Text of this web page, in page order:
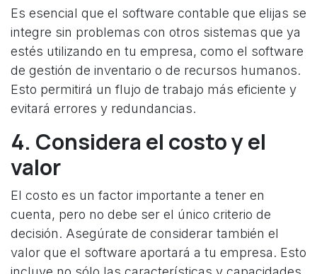
Es esencial que el software contable que elijas se
integre sin problemas con otros sistemas que ya
estés utilizando en tu empresa, como el software
de gestión de inventario o de recursos humanos.
Esto permitirá un flujo de trabajo más eficiente y
evitará errores y redundancias.
4. Considera el costo y el
valor
El costo es un factor importante a tener en
cuenta, pero no debe ser el único criterio de
decisión. Asegúrate de considerar también el
valor que el software aportará a tu empresa. Esto